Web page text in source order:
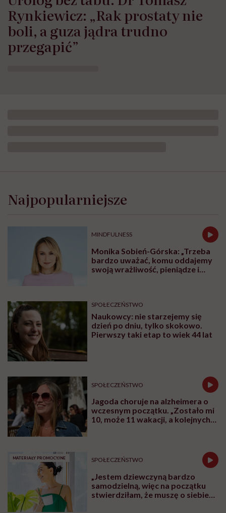
Rynkiewicz: „Rak prostaty nie
boli, a guza jądra trudno
przegapić”
Najpopularniejsze
MINDFULNESS
Monika Sobień-Górska: „Trzeba
bardzo uważać, komu oddajemy
swoją wrażliwość, pieniądze i
SPOŁECZEŃSTWO
Naukowcy: nie starzejemy się
dzień po dniu, tylko skokowo.
Pierwszy taki etap to wiek 44 lat
SPOŁECZEŃSTWO
Jagoda choruje na alzheimera o
wczesnym początku. „Zostało mi
10, może 11 wakacji, a kolejnych
MATERIAŁY PROMOCYJNE SPOŁECZEŃSTWO
„Jestem dziewczyną bardzo
samodzielną, więc na początku
stwierdziłam, że muszę o siebie